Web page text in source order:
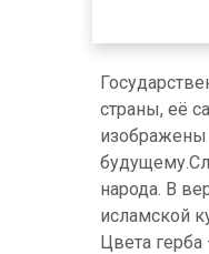
страны, её
изображены
народа. В
исламской
Цвета